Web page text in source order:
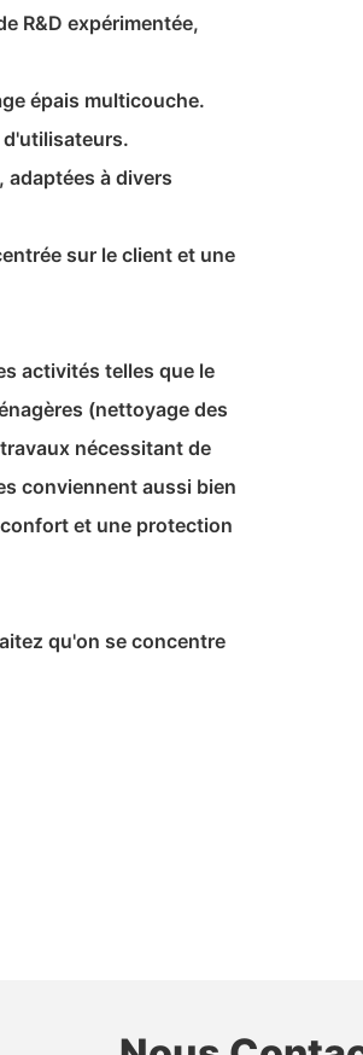
R&D expérimentée,
épais multicouche.
d'utilisateurs.
adaptées à divers
sur le client et une
activités telles que le
(nettoyage des
nécessitant de
conviennent aussi bien
et une protection
qu'on se concentre